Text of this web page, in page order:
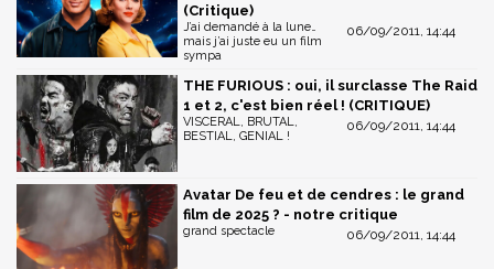
(Critique)
06/09/2011, 14:44
J’ai demandé à la lune…
mais j’ai juste eu un film
sympa
THE FURIOUS : oui, il surclasse The Raid
1 et 2, c'est bien réel ! (CRITIQUE)
06/09/2011, 14:44
VISCERAL, BRUTAL,
BESTIAL, GENIAL !
Avatar De feu et de cendres : le grand
film de 2025 ? - notre critique
06/09/2011, 14:44
grand spectacle